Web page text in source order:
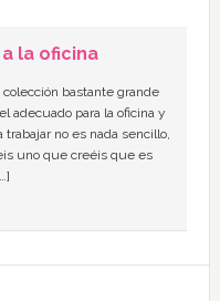
la oficina
bastante grande
adecuado para la oficina y
no es nada sencillo,
uno que creéis que es